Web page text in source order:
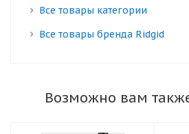
Все товары категории
Все товары бренда Ridgid
Возможно вам